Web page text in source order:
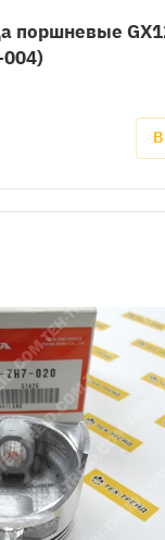
поршневые